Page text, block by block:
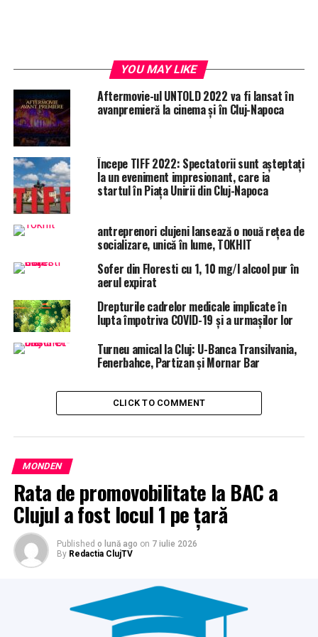
YOU MAY LIKE
Aftermovie-ul UNTOLD 2022 va fi lansat în
avanpremieră la cinema și în Cluj-Napoca
Începe TIFF 2022: Spectatorii sunt așteptați
la un eveniment impresionant, care ia
startul în Piața Unirii din Cluj-Napoca
antreprenori clujeni lansează o nouă rețea de
socializare, unică în lume, TOKHIT
Sofer din Floresti cu 1, 10 mg/l alcool pur în
aerul expirat
Drepturile cadrelor medicale implicate în
lupta împotriva COVID-19 și a urmașilor lor
Turneu amical la Cluj: U-Banca Transilvania,
Fenerbahce, Partizan şi Mornar Bar
CLICK TO COMMENT
MONDEN
Rata de promovobilitate la BAC a
Clujul a fost locul 1 pe țară
Published o lună ago on 7 iulie 2026
By Redactia ClujTV